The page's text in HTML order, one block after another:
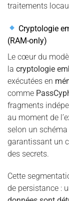
traitements
Cryptologie
(RAM-only)
Le cœur du
la cryptologie
exécutées en
comme
fragments
au moment de
selon un
garantissant un
des secrets.
Cette
de persistance :